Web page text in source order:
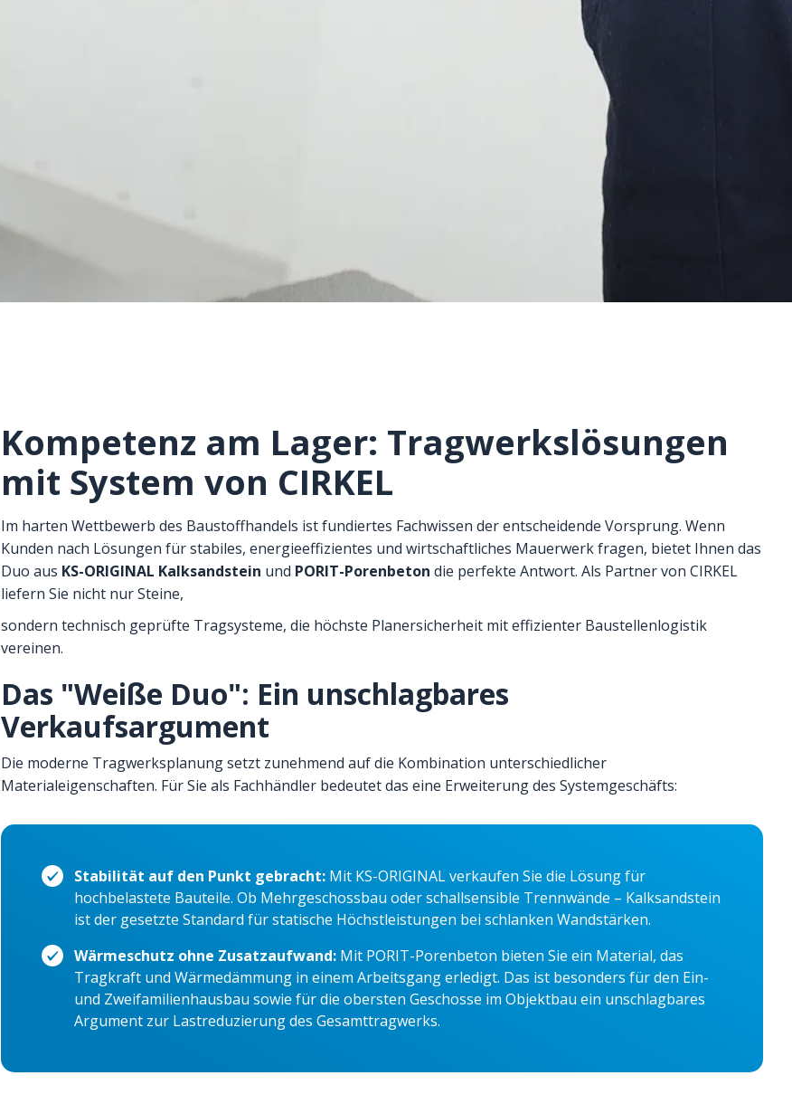
Kompetenz am Lager: Tragwerkslösungen
mit System von CIRKEL
Im harten Wettbewerb des Baustoffhandels ist fundiertes Fachwissen der entscheidende Vorsprung. Wenn
Kunden nach Lösungen für stabiles, energieeffizientes und wirtschaftliches Mauerwerk fragen, bietet Ihnen das
Duo aus KS-ORIGINAL Kalksandstein und PORIT-Porenbeton die perfekte Antwort. Als Partner von CIRKEL
liefern Sie nicht nur Steine,
sondern technisch geprüfte Tragsysteme, die höchste Planersicherheit mit effizienter Baustellenlogistik
vereinen.
Das "Weiße Duo": Ein unschlagbares
Verkaufsargument
Die moderne Tragwerksplanung setzt zunehmend auf die Kombination unterschiedlicher
Materialeigenschaften. Für Sie als Fachhändler bedeutet das eine Erweiterung des Systemgeschäfts:
Stabilität auf den Punkt gebracht: Mit KS-ORIGINAL verkaufen Sie die Lösung für
hochbelastete Bauteile. Ob Mehrgeschossbau oder schallsensible Trennwände – Kalksandstein
ist der gesetzte Standard für statische Höchstleistungen bei schlanken Wandstärken.
Wärmeschutz ohne Zusatzaufwand: Mit PORIT-Porenbeton bieten Sie ein Material, das
Tragkraft und Wärmedämmung in einem Arbeitsgang erledigt. Das ist besonders für den Ein-
und Zweifamilienhausbau sowie für die obersten Geschosse im Objektbau ein unschlagbares
Argument zur Lastreduzierung des Gesamttragwerks.